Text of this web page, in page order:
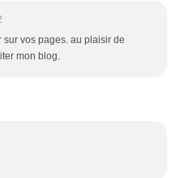
vos pages. au plaisir de
mon blog.